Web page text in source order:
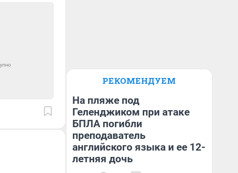
РЕКОМЕНДУЕМ
На пляже под
Геленджиком при атаке
БПЛА погибли
преподаватель
английского языка и ее 12-
летняя дочь